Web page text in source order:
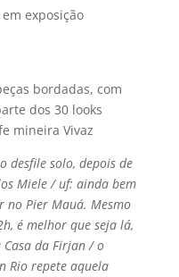
exposição
bordadas, com
dos 30 looks
mineira Vivaz
desfile solo, depois de
Miele / uf: ainda bem
no Pier Mauá. Mesmo
é melhor que seja lá,
Casa da Firjan / o
Rio repete aquela